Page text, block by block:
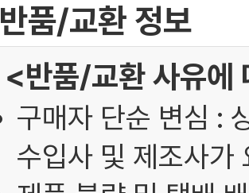
반품/교환 정보
<반품/교환 사유에
구매자 단순 변심 :
수입사 및 제조사가